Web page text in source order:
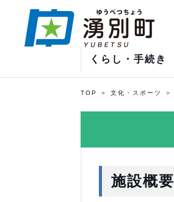
くらし・手続き
TOP 文化・スポーツ
施設概要